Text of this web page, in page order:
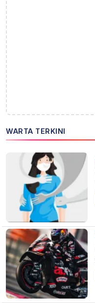
WARTA TERKINI